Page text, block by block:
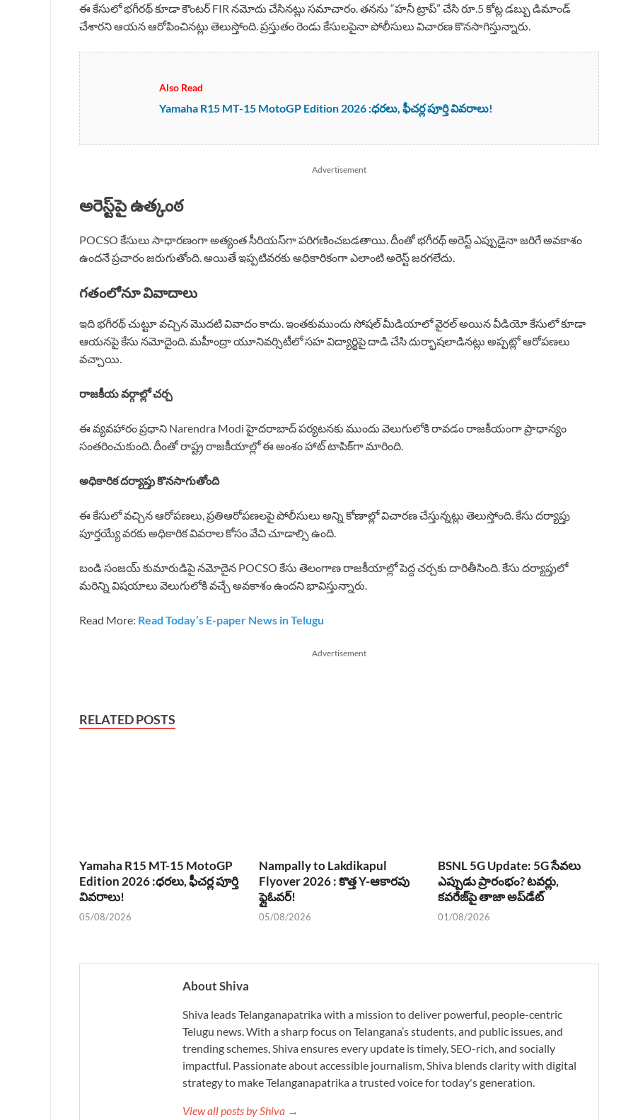
ఈ కేసులో భగీరథ్ కూడా కౌంటర్ FIR నమోదు చేసినట్లు సమాచారం. తనను “హనీ ట్రాప్” చేసి రూ.5 కోట్ల డబ్బు డిమాండ్
చేశారని ఆయన ఆరోపించినట్లు తెలుస్తోంది. ప్రస్తుతం రెండు కేసులపైనా పోలీసులు విచారణ కొనసాగిస్తున్నారు.
Also Read
Yamaha R15 MT-15 MotoGP Edition 2026 :ధరలు, ఫీచర్ల పూర్తి వివరాలు!
Advertisement
అరెస్ట్‌పై ఉత్కంఠ
POCSO కేసులు సాధారణంగా అత్యంత సీరియస్‌గా పరిగణించబడతాయి. దీంతో భగీరథ్ అరెస్ట్ ఎప్పుడైనా జరిగే అవకాశం
ఉందనే ప్రచారం జరుగుతోంది. అయితే ఇప్పటివరకు అధికారికంగా ఎలాంటి అరెస్ట్ జరగలేదు.
గతంలోనూ వివాదాలు
ఇది భగీరథ్ చుట్టూ వచ్చిన మొదటి వివాదం కాదు. ఇంతకుముందు సోషల్ మీడియాలో వైరల్ అయిన వీడియో కేసులో కూడా
ఆయనపై కేసు నమోదైంది. మహీంద్రా యూనివర్సిటీలో సహ విద్యార్థిపై దాడి చేసి దుర్భాషలాడినట్లు అప్పట్లో ఆరోపణలు
వచ్చాయి.
రాజకీయ వర్గాల్లో చర్చ
ఈ వ్యవహారం ప్రధాని Narendra Modi హైదరాబాద్ పర్యటనకు ముందు వెలుగులోకి రావడం రాజకీయంగా ప్రాధాన్యం
సంతరించుకుంది. దీంతో రాష్ట్ర రాజకీయాల్లో ఈ అంశం హాట్ టాపిక్‌గా మారింది.
అధికారిక దర్యాప్తు కొనసాగుతోంది
ఈ కేసులో వచ్చిన ఆరోపణలు, ప్రతిఆరోపణలపై పోలీసులు అన్ని కోణాల్లో విచారణ చేస్తున్నట్లు తెలుస్తోంది. కేసు దర్యాప్తు
పూర్తయ్యే వరకు అధికారిక వివరాల కోసం వేచి చూడాల్సి ఉంది.
బండి సంజయ్ కుమారుడిపై నమోదైన POCSO కేసు తెలంగాణ రాజకీయాల్లో పెద్ద చర్చకు దారితీసింది. కేసు దర్యాప్తులో
మరిన్ని విషయాలు వెలుగులోకి వచ్చే అవకాశం ఉందని భావిస్తున్నారు.
Read More: Read Today’s E-paper News in Telugu
Advertisement
RELATED POSTS
Yamaha R15 MT-15 MotoGP
Edition 2026 :ధరలు, ఫీచర్ల పూర్తి
వివరాలు!
05/08/2026
Nampally to Lakdikapul
Flyover 2026 : కొత్త Y-ఆకారపు
ఫ్లైఓవర్!
05/08/2026
BSNL 5G Update: 5G సేవలు
ఎప్పుడు ప్రారంభం? టవర్లు,
కవరేజ్‌పై తాజా అప్‌డేట్
01/08/2026
About Shiva
Shiva leads Telanganapatrika with a mission to deliver powerful, people-centric
Telugu news. With a sharp focus on Telangana’s students, and public issues, and
trending schemes, Shiva ensures every update is timely, SEO-rich, and socially
impactful. Passionate about accessible journalism, Shiva blends clarity with digital
strategy to make Telanganapatrika a trusted voice for today's generation.
View all posts by Shiva →